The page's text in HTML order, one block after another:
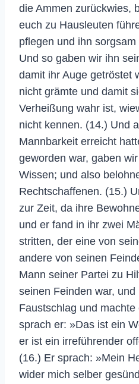
die Ammen zurückwies,
euch zu Hausleuten
pflegen und ihn
Und so gaben wir ihn
damit ihr Auge getröstet
nicht grämte und damit
Verheißung wahr ist,
nicht kennen. (14.) Und
Mannbarkeit erreicht
geworden war, gaben
Wissen; und also
Rechtschaffenen. (15.)
zur Zeit, da ihre
und er fand in ihr zwei
stritten, der eine von
andere von seinen
Mann seiner Partei zu
seinen Feinden war,
Faustschlag und
sprach er: »Das ist ein
er ist ein irreführender
(16.) Er sprach: »Mein
wider mich selber